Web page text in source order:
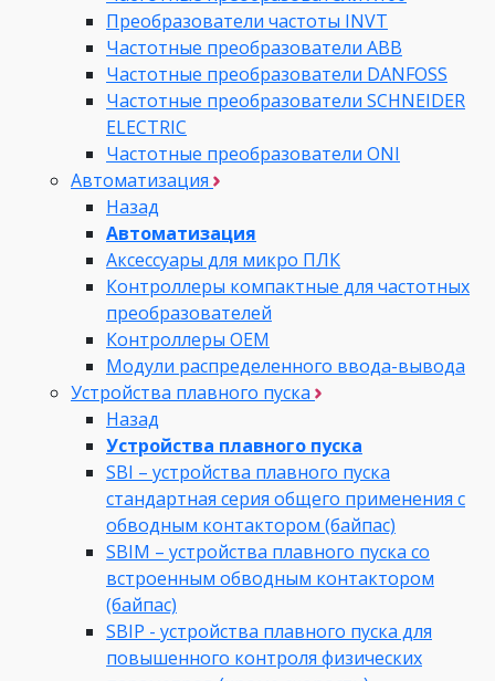
Преобразователи частоты INVT
Частотные преобразователи ABB
Частотные преобразователи DANFOSS
Частотные преобразователи SCHNEIDER
ELECTRIC
Частотные преобразователи ONI
Автоматизация
Назад
Автоматизация
Аксессуары для микро ПЛК
Контроллеры компактные для частотных
преобразователей
Контроллеры ОЕМ
Модули распределенного ввода-вывода
Устройства плавного пуска
Назад
Устройства плавного пуска
SBI – устройства плавного пуска
стандартная серия общего применения с
обводным контактором (байпас)
SBIM – устройства плавного пуска со
встроенным обводным контактором
(байпас)
SBIP - устройства плавного пуска для
повышенного контроля физических